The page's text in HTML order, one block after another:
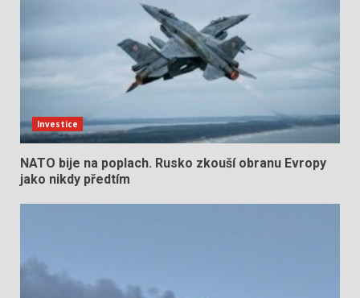
Investice
NATO bije na poplach. Rusko zkouší obranu Evropy
jako nikdy předtím